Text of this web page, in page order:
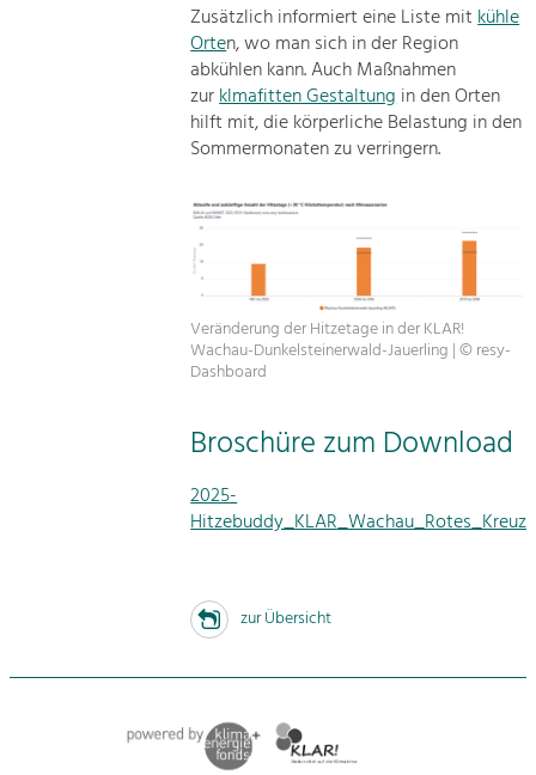
Zusätzlich informiert eine Liste mitkühle
Orten, wo man sich in der Region
abkühlen kann. Auch Maßnahmen
zurklmafitten Gestaltungin den Orten
hilft mit, die körperliche Belastung in den
Sommermonaten zu verringern.
Veränderung der Hitzetage in der KLAR!
Wachau-Dunkelsteinerwald-Jauerling | © resy-
Dashboard
Broschüre zum Download
2025-
zur Übersicht